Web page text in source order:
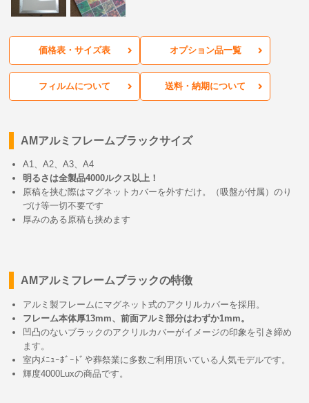
価格表・サイズ表 オプション品一覧
フィルムについて 送料・納期について
AMアルミフレームブラックサイズ
A1、A2、A3、A4
明るさは全製品4000ルクス以上！
原稿を挟む際はマグネットカバーを外すだけ。（吸盤が付属）のり
づけ等一切不要です
厚みのある原稿も挟めます
AMアルミフレームブラックの特徴
アルミ製フレームにマグネット式のアクリルカバーを採用。
フレーム本体厚13mm、前面アルミ部分はわずか1mm。
凹凸のないブラックのアクリルカバーがイメージの印象を引き締め
ます。
室内ﾒﾆｭｰﾎﾞｰﾄﾞや葬祭業に多数ご利用頂いている人気モデルです。
輝度4000Luxの商品です。